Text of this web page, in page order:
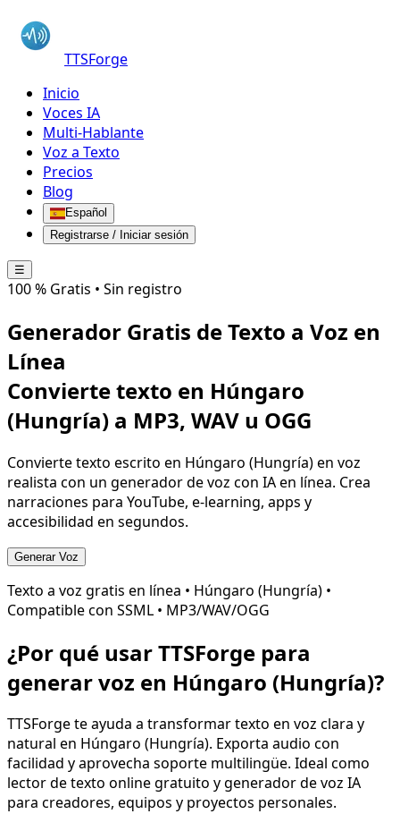
TTSForge
Inicio
Voces IA
Multi-Hablante
Voz a Texto
Precios
Blog
Español
Registrarse / Iniciar sesión
☰
100 % Gratis • Sin registro
Generador Gratis de Texto a Voz en
Línea
Convierte texto en Húngaro
(Hungría) a MP3, WAV u OGG
Convierte texto escrito en Húngaro (Hungría)en voz
realista con un generador de voz con IA en línea. Crea
narraciones para YouTube, e-learning, apps y
accesibilidad en segundos.
Generar Voz
Texto a voz gratis en línea • Húngaro (Hungría) •
Compatible con SSML • MP3/WAV/OGG
¿Por qué usar TTSForge para
generar voz en Húngaro (Hungría)?
TTSForge te ayuda a transformar texto en voz clara y
natural en Húngaro (Hungría). Exporta audio con
facilidad y aprovecha soporte multilingüe. Ideal como
lector de texto online gratuito y generador de voz IA
para creadores, equipos y proyectos personales.